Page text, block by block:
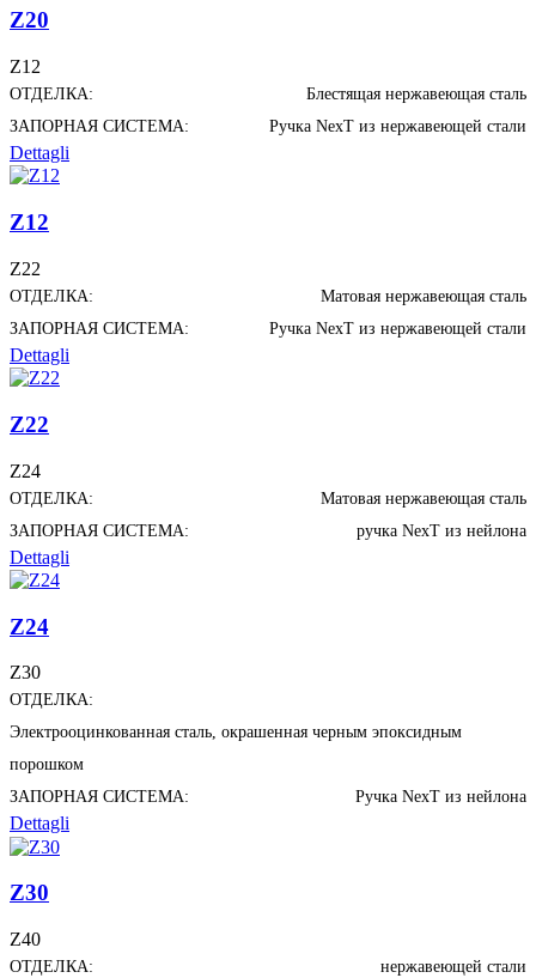
Z20
Z12
ОТДЕЛКА:
Блестящая нержавеющая сталь
ЗАПОРНАЯ СИСТЕМА:
Ручка NexT из нержавеющей стали
Dettagli
Z12
Z22
ОТДЕЛКА:
Матовая нержавеющая сталь
ЗАПОРНАЯ СИСТЕМА:
Ручка NexT из нержавеющей стали
Dettagli
Z22
Z24
ОТДЕЛКА:
Матовая нержавеющая сталь
ЗАПОРНАЯ СИСТЕМА:
ручка NexT из нейлона
Dettagli
Z24
Z30
ОТДЕЛКА:
Электрооцинкованная сталь, окрашенная черным эпоксидным
порошком
ЗАПОРНАЯ СИСТЕМА:
Ручка NexT из нейлона
Dettagli
Z30
Z40
ОТДЕЛКА:
нержавеющей стали